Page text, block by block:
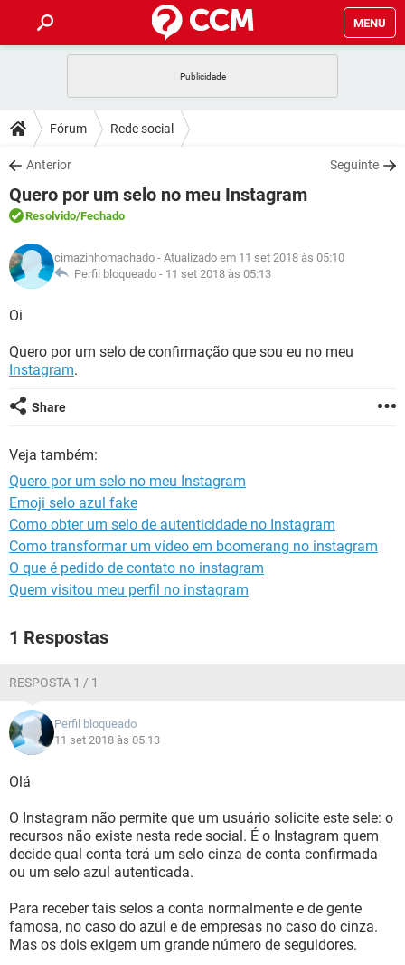
MENU
CELULAR
OUTLOOK
INSTAGRAM GMAIL
GUIA DE COMPRAS
DICAS
JOGOS
OUTLOOK
INSTAGRAM
GUIA DE COMPRAS
DOWNLOADS
JOGOS WHATSAPP
CELULAR
OUTLOOK EXCEL
INSTAGRAM
GUIA DE COMPRAS
FÓRUM
JOGOS
CELULAR FACEBOOK
GUIA DE COMPRAS
GLOSSÁRIO
JOGOS
CELULAR
OUTLOOK EXCEL
INSTAGRAM
GUIA DE COMPRAS
Fórum Rede social
Anterior Seguinte
Quero por um selo no meu Instagram
Resolvido/Fechado
cimazinhomachado - Atualizado em 11 set 2018 às 05:10
Perfil bloqueado - 11 set 2018 às 05:13
Oi
Quero por um selo de confirmação que sou eu no meu
Instagram.
Share
Veja também:
Quero por um selo no meu Instagram
Emoji selo azul fake
Como obter um selo de autenticidade no Instagram
Como transformar um vídeo em boomerang no instagram
O que é pedido de contato no instagram
Quem visitou meu perfil no instagram
1 Respostas
RESPOSTA 1 / 1
Perfil bloqueado
11 set 2018 às 05:13
Olá
O Instagram não permite que um usuário solicite este sele: o
recursos não existe nesta rede social. É o Instagram quem
decide qual conta terá um selo cinza de conta confirmada
ou um selo azul autenticada.
Para receber tais selos a conta normalmente e de gente
famosa, no caso do azul e de empresas no caso do cinza.
Mas os dois exigem um grande número de seguidores.